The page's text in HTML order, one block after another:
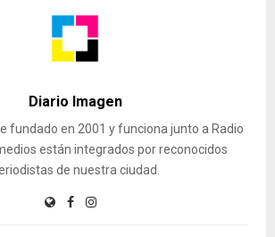
Diario Imagen
fundado en 2001 y funciona junto a Radio
están integrados por reconocidos
de nuestra ciudad.